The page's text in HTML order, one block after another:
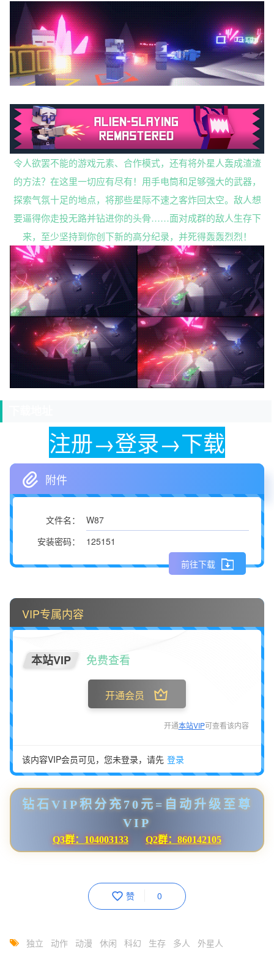
令人欲罢不能的游戏元素、合作模式，还有将外星人轰成渣渣
的方法？在这里一切应有尽有！用手电筒和足够强大的武器，
探索气氛十足的地点，将那些星际不速之客炸回太空。敌人想
要逼得你走投无路并钻进你的头骨……面对成群的敌人生存下
来，至少坚持到你创下新的高分纪录，并死得轰轰烈烈！
注册→登录→下载
附件
文件名：
W87
安装密码：
125151
前往下载
VIP专属内容
本站VIP 免费查看
开通会员
开通本站VIP可查看该内容
该内容VIP会员可见，您未登录，请先 登录
钻石VIP积分充70元=自动升级至尊
VIP
Q3群：104003133 Q2群：860142105
赞 0
独立 动作 动漫 休闲 科幻 生存 多人 外星人